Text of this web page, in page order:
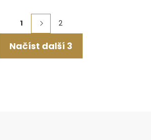
Ovládací
prvky
výpisu
Načíst další 3
Stránkování
1 2